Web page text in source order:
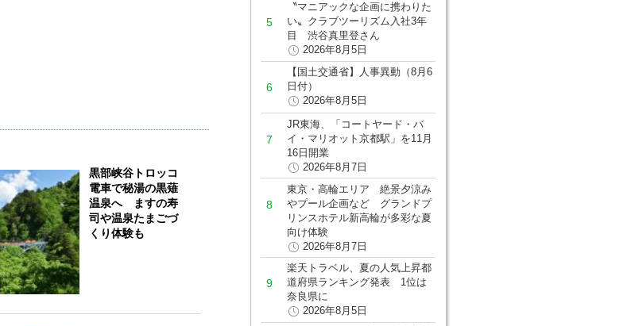
黒部峡谷トロッコ
電車で秘湯の黒薙
温泉へ ますの寿
司や温泉たまごづ
くり体験も
〝マニアックな企画に携わりた
い〟クラブツーリズム入社3年
目 渋谷真里登さん
2026年8月5日
【国土交通省】人事異動（8月6
日付）
2026年8月5日
JR東海、「コートヤード・バ
イ・マリオット京都駅」を11月
16日開業
2026年8月7日
東京・高輪エリア 絶景夕涼み
やプール企画など グランドプ
リンスホテル新高輪が多彩な夏
向け体験
2026年8月7日
楽天トラベル、夏の人気上昇都
道府県ランキング発表 1位は
奈良県に
2026年8月5日